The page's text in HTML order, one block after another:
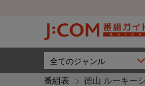
番組表 徳山 ルーキー